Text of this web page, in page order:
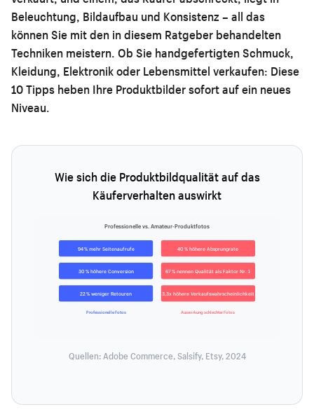
Beleuchtung, Bildaufbau und Konsistenz – all das
können Sie mit den in diesem Ratgeber behandelten
Techniken meistern. Ob Sie handgefertigten Schmuck,
Kleidung, Elektronik oder Lebensmittel verkaufen: Diese
10 Tipps heben Ihre Produktbilder sofort auf ein neues
Niveau.
Wie sich die Produktbildqualität auf das
Käuferverhalten auswirkt
Professionelle vs. Amateur-Produktfotos
94 % mehr Seitenaufrufe
30 % höhere Conversion
22 % weniger Retouren
40 % höhere Absprungrate
67 % nennen Qualität als Faktor Nr. 1
3,3x höhere Verkaufswahrscheinlichkeit
Professionelle Fotos Auswirkung schlechter Fotos
Quellen: Adobe Commerce, Salsify, Etsy, 2024